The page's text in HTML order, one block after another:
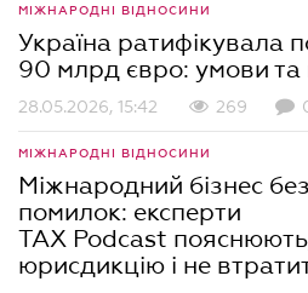
МІЖНАРОДНІ ВІДНОСИНИ
Україна ратифікувала
90 млрд євро: умови та
28.05.2026, 15:42 269
МІЖНАРОДНІ ВІДНОСИНИ
Міжнародний бізнес без
помилок: експерти
TAX Podcast
юрисдикцію і не